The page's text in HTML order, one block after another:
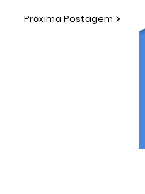
Próxima Postagem